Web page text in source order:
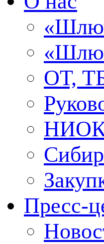
ОТ,
Пресс-